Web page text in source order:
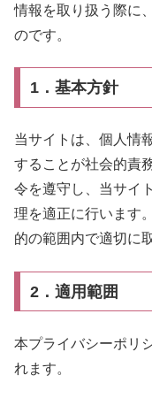
情報を取り扱う際に
のです。
1．基本方針
当サイトは、個人情
することが社会的責
令を遵守し、当サイ
理を適正に行います
的の範囲内で適切に
2．適用範囲
本プライバシーポリ
れます。